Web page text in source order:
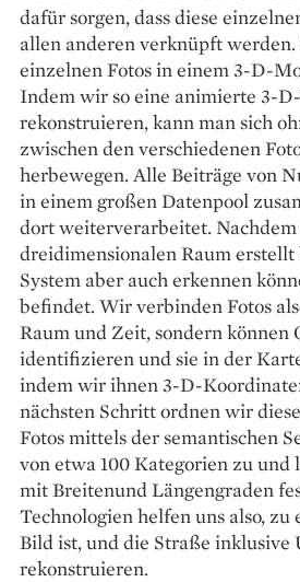
dafür sorgen, dass diese
allen anderen verknüpft
einzelnen Fotos in einem 3-D-
Indem wir so eine animierte 3-
rekonstruieren, kann man sich
zwischen den verschiedenen
herbewegen. Alle Beiträge von
in einem großen Datenpool
dort weiterverarbeitet.
dreidimensionalen Raum erstellt
System aber auch erkennen
befindet. Wir verbinden Fotos
Raum und Zeit, sondern können
identifizieren und sie in der
indem wir ihnen 3-D-
nächsten Schritt ordnen wir
Fotos mittels der semantischen
von etwa 100 Kategorien zu und
mit Breitenund Längengraden
Technologien helfen uns also, zu
Bild ist, und die Straße inklusive
rekonstruieren.